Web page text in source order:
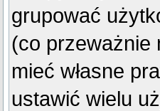
grupować
(co przeważnie
mieć własne
ustawić wielu